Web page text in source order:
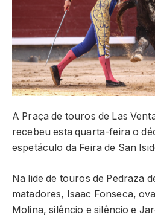
A Praça de touros de Las
recebeu esta quarta-feira o
espetáculo da Feira de San
Na lide de touros de Pedraza
matadores, Isaac Fonseca,
Molina, silêncio e silêncio e